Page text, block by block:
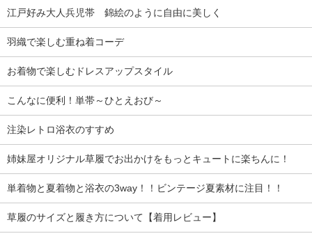
江戸好み大人兵児帯 錦絵のように自由に美しく
羽織で楽しむ重ね着コーデ
お着物で楽しむドレスアップスタイル
こんなに便利！単帯～ひとえおび～
注染レトロ浴衣のすすめ
姉妹屋オリジナル草履でお出かけをもっとキュートに楽ちんに！
単着物と夏着物と浴衣の3way！！ビンテージ夏素材に注目！！
草履のサイズと履き方について【着用レビュー】